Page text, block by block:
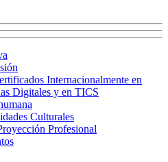
Internacionalmente en
Digitales y en TICS
Culturales
Profesional